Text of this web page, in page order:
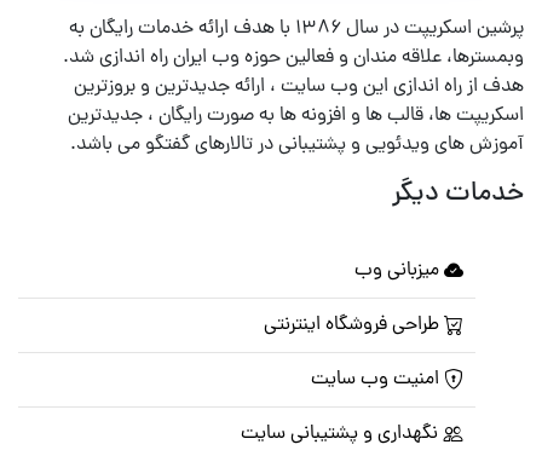
پرشین اسکریپت در سال ۱۳۸۶ با هدف ارائه خدمات رایگان به
وبمسترها، علاقه مندان و فعالین حوزه وب ایران راه اندازی شد.
هدف از راه اندازی این وب سایت ، ارائه جدیدترین و بروزترین
اسکریپت ها، قالب ها و افزونه ها به صورت رایگان ، جدیدترین
آموزش های ویدئویی و پشتیبانی در تالارهای گفتگو می باشد.
خدمات دیگر
میزبانی وب
طراحی فروشگاه اینترنتی
امنیت وب سایت
نگهداری و پشتیبانی سایت